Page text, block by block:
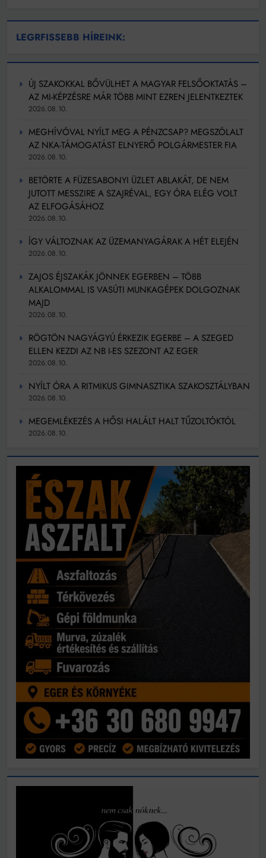
LEGRFISSEBB HÍREINK:
ÚJ SZAKOKKAL BŐVÜLHET A MAGYAR FELSŐOKTATÁS –
AZ MI-KÉPZÉSRE MÁR TÖBB MINT EZREN JELENTKEZTEK
2026.08.10.
MEGHÍVÓVAL NYÍLT MEG A PÉNZCSAP? MEGSZÓLALT
AZ NKA-TÁMOGATÁST ELNYERŐ POLGÁRMESTER FIA
2026.08.10.
BETÖRTE A FÜZESABONYI ÜZLET ABLAKÁT, DE NEM
JUTOTT MESSZIRE A SZAJRÉVAL, EGY ÓRA ELÉG VOLT
AZ ELFOGÁSÁHOZ
2026.08.10.
ÍGY VÁLTOZNAK AZ ÜZEMANYAGÁRAK A HÉT ELEJÉN
2026.08.10.
ZAJOS ÉJSZAKÁK JÖNNEK EGERBEN – TÖBB
ALKALOMMAL IS VASÚTI MUNKAGÉPEK DOLGOZNAK
MAJD
2026.08.10.
RÖGTÖN NAGYÁGYÚ ÉRKEZIK EGERBE – A SZEGED
ELLEN KEZDI AZ NB I-ES SZEZONT AZ EGER
2026.08.10.
NYÍLT ÓRA A RITMIKUS GIMNASZTIKA SZAKOSZTÁLYBAN
2026.08.10.
MEGEMLÉKEZÉS A HŐSI HALÁLT HALT TŰZOLTÓKTÓL
2026.08.10.